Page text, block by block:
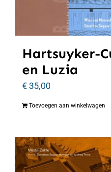
Hartsuyker-
en Luzia
€35,00
Toevoegen aan winkelwagen